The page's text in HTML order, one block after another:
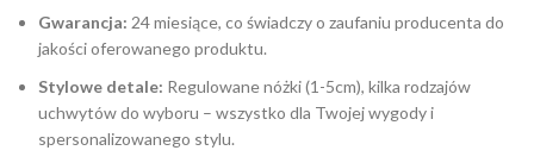
Gwarancja: 24 miesiące, co świadczy o zaufaniu producenta do
jakości oferowanego produktu.
Stylowe detale: Regulowane nóżki (1-5cm), kilka rodzajów
uchwytów do wyboru – wszystko dla Twojej wygody i
spersonalizowanego stylu.